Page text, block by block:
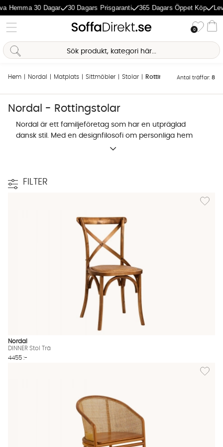
Hemma 30 Dagar 30 Dagars Prisgaranti 365 Dagars Öppet Köp
0
Hem Nordal Matplats Sittmöbler Stolar RottingstolarAntal träffar: 8
Nordal - Rottingstolar
Nordal är ett familjeföretag som har en utpräglad
dansk stil. Med en designfilosofi om personliga hem
som aldrig går ur tiden så formger Nordal sina
FILTER
Lägg
Nordal
DINNER Stol Trä
4455 :-
Lägg